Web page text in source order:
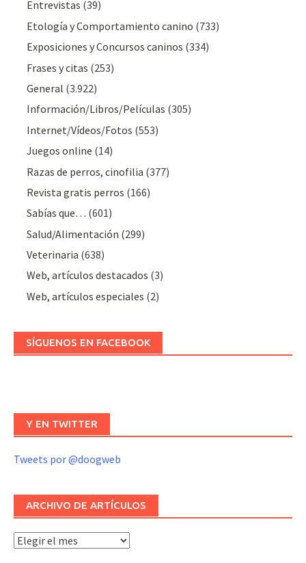
Entrevistas (39)
Etología y Comportamiento canino (733)
Exposiciones y Concursos caninos (334)
Frases y citas (253)
General (3.922)
Información/Libros/Películas (305)
Internet/Vídeos/Fotos (553)
Juegos online (14)
Razas de perros, cinofilia (377)
Revista gratis perros (166)
Sabías que… (601)
Salud/Alimentación (299)
Veterinaria (638)
Web, artículos destacados (3)
Web, artículos especiales (2)
SÍGUENOS EN FACEBOOK
Y EN TWITTER
Tweets por @doogweb
ARCHIVO DE ARTÍCULOS
Archivo